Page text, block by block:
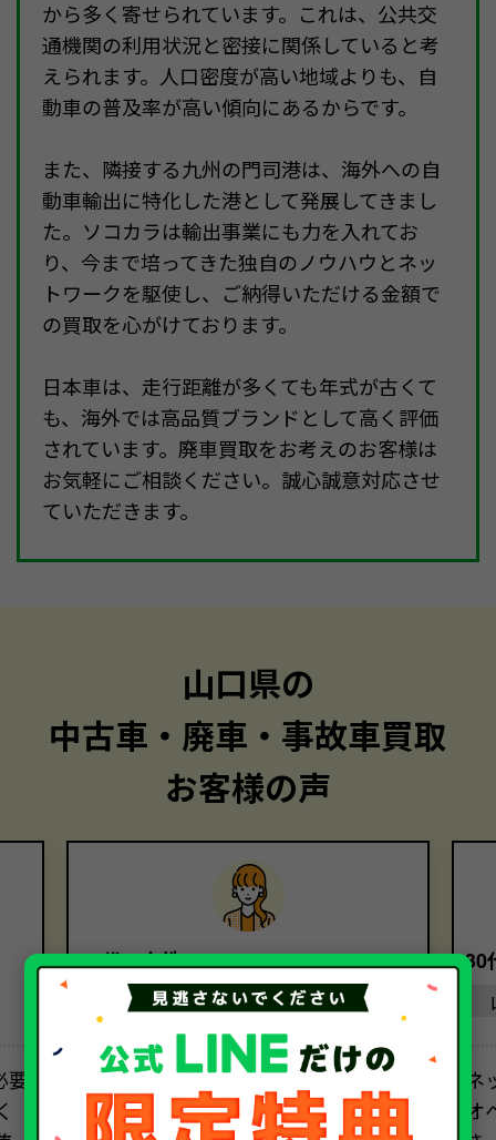
から多く寄せられています。これは、公共交
通機関の利用状況と密接に関係していると考
えられます。人口密度が高い地域よりも、自
動車の普及率が高い傾向にあるからです。
また、隣接する九州の門司港は、海外への自
動車輸出に特化した港として発展してきまし
た。ソコカラは輸出事業にも力を入れてお
り、今まで培ってきた独自のノウハウとネッ
トワークを駆使し、ご納得いただける金額で
の買取を心がけております。
日本車は、走行距離が多くても年式が古くて
も、海外では高品質ブランドとして高く評価
されています。廃車買取をお考えのお客様は
お気軽にご相談ください。誠心誠意対応させ
ていただきます。
山口県の
中古車・廃車・事故車買取
お客様の声
40代・女性
山口県
この度は、スムーズな廃車手続きに
ご尽力いただき、ありがとうござい
30